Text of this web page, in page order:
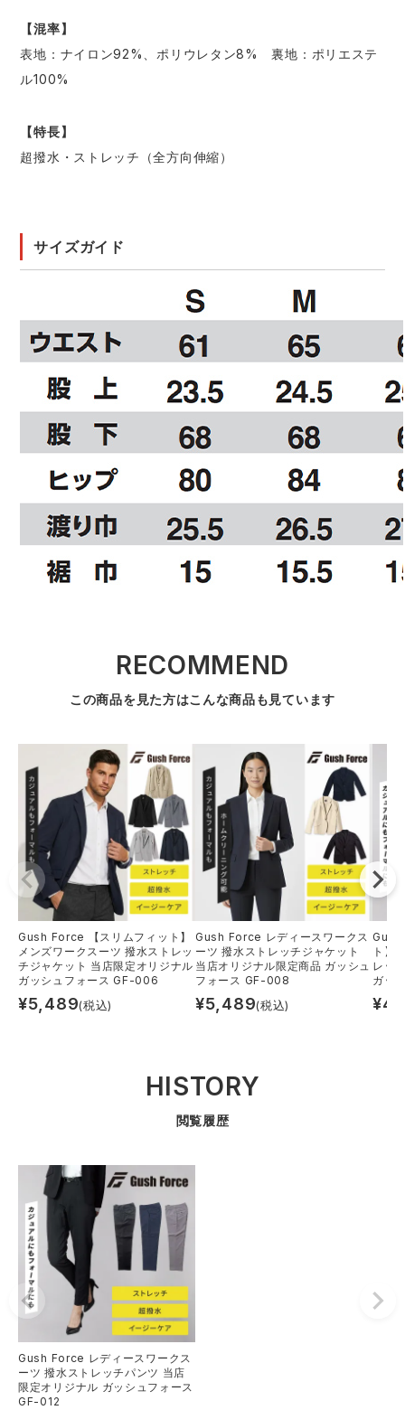
【混率】
表地：ナイロン92%、ポリウレタン8% 裏地：ポリエステ
ル100%
【特長】
超撥水・ストレッチ（全方向伸縮）
サイズガイド
RECOMMEND
この商品を見た方はこんな商品も見ています
Gush Force 【スリムフィット】
メンズワークスーツ 撥水ストレッ
チジャケット 当店限定オリジナル
ガッシュフォース GF-006
¥5,489(税込)
Gush Force レディースワークス
ーツ 撥水ストレッチジャケット
当店オリジナル限定商品 ガッシュ
フォース GF-008
¥5,489(税込)
Gush
ト】
レッ
ガッ
¥
HISTORY
閲覧履歴
Gush Force レディースワークス
ーツ 撥水ストレッチパンツ 当店
限定オリジナル ガッシュフォース
GF-012